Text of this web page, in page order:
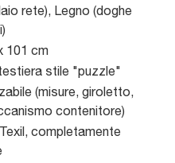
rete), Legno (doghe
101 cm
stile "puzzle"
(misure, giroletto,
contenitore)
completamente